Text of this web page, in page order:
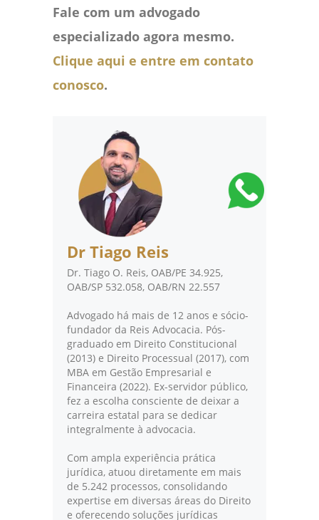
Fale com um advogado
especializado agora mesmo.
Clique aqui e entre em contato
conosco.
Dr Tiago Reis
Dr. Tiago O. Reis, OAB/PE 34.925,
OAB/SP 532.058, OAB/RN 22.557
Advogado há mais de 12 anos e sócio-
fundador da Reis Advocacia. Pós-
graduado em Direito Constitucional
(2013) e Direito Processual (2017), com
MBA em Gestão Empresarial e
Financeira (2022). Ex-servidor público,
fez a escolha consciente de deixar a
carreira estatal para se dedicar
integralmente à advocacia.
Com ampla experiência prática
jurídica, atuou diretamente em mais
de 5.242 processos, consolidando
expertise em diversas áreas do Direito
e oferecendo soluções jurídicas